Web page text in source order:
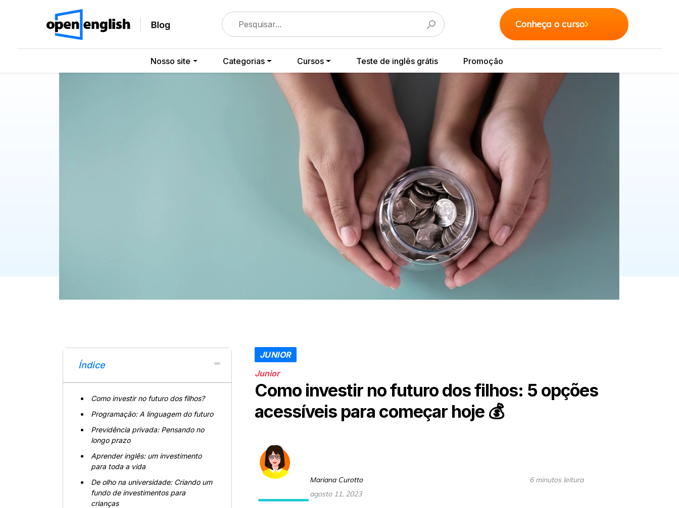
Conheça o curso
Nosso site Categorias Cursos Teste de inglês grátis Promoção
Índice
Como investir no futuro dos filhos?
Programação: A linguagem do futuro
Previdência privada: Pensando no
longo prazo
Aprender inglês: um investimento
para toda a vida
De olho na universidade: Criando um
fundo de investimentos para
crianças
JUNIOR
Junior
Como investir no futuro dos filhos: 5 opções
acessíveis para começar hoje 💰
Mariana Curotto
agosto 11, 2023
6 minutos leitura